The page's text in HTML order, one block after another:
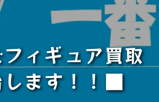
ィギュア買取
します！！■